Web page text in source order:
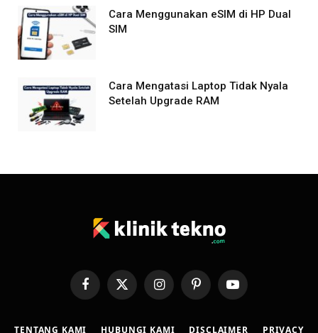
Cara Menggunakan eSIM di HP Dual
SIM
Cara Mengatasi Laptop Tidak Nyala
Setelah Upgrade RAM
FacebookX
InstagramPinterestYouTube
TENTANG KAMI HUBUNGI KAMI DISCLAIMER PRIVACY